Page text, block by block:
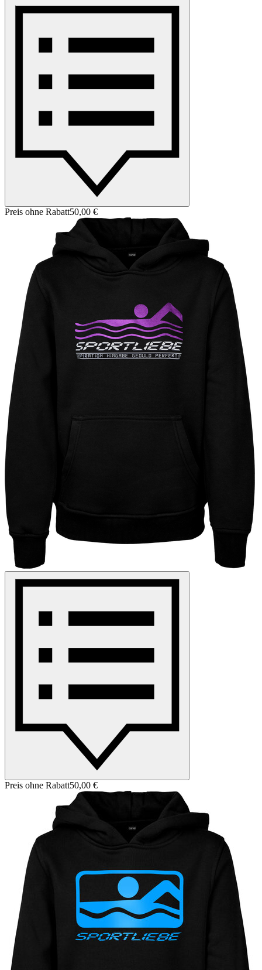
Preis ohne Rabatt50,00 €
Preis ohne Rabatt50,00 €